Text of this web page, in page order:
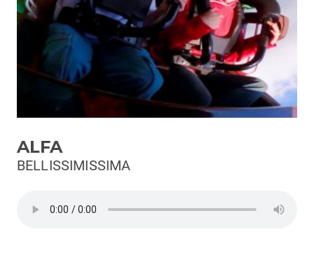
Playlist
Novità
Subasio Playlist
Web Radio
Radio Subasio
Radio Subasio +
Radio Suby
ALFA
BELLISSIMISSIMA